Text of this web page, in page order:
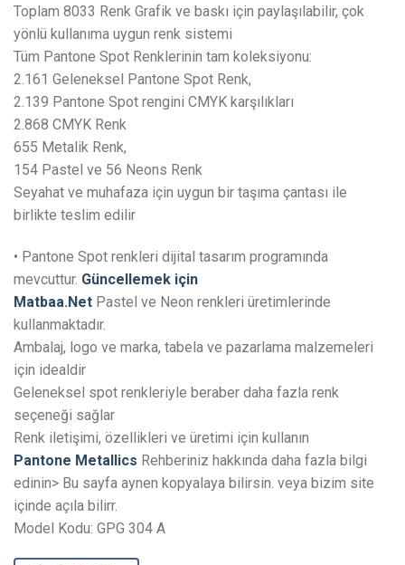
Toplam 8033 Renk Grafik ve baskı için paylaşılabilir, çok
yönlü kullanıma uygun renk sistemi
Tüm Pantone Spot Renklerinin tam koleksiyonu:
2.161 Geleneksel Pantone Spot Renk,
2.139 Pantone Spot rengini CMYK karşılıkları
2.868 CMYK Renk
655 Metalik Renk,
154 Pastel ve 56 Neons Renk
Seyahat ve muhafaza için uygun bir taşıma çantası ile
birlikte teslim edilir
• Pantone Spot renkleri dijital tasarım programında
mevcuttur. Güncellemek için
Matbaa.Net Pastel ve Neon renkleri üretimlerinde
kullanmaktadır.
Ambalaj, logo ve marka, tabela ve pazarlama malzemeleri
için idealdir
Geleneksel spot renkleriyle beraber daha fazla renk
seçeneği sağlar
Renk iletişimi, özellikleri ve üretimi için kullanın
Pantone Metallics Rehberiniz hakkında daha fazla bilgi
edinin> Bu sayfa aynen kopyalaya bilirsin. veya bizim site
içinde açıla bilirr.
Model Kodu: GPG 304 A